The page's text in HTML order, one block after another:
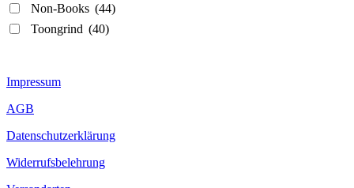
Non-Books (44)
Toongrind (40)
Impressum
AGB
Datenschutzerklärung
Widerrufsbelehrung